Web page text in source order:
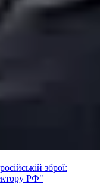
зброї:
РФ"